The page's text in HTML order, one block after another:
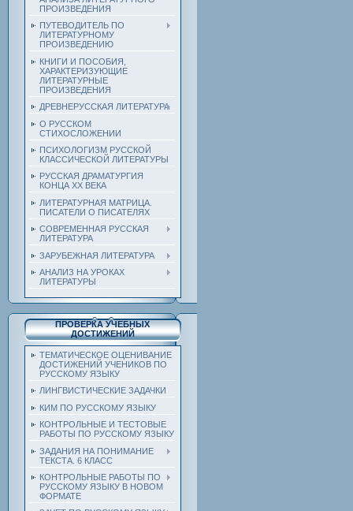
ПРОИЗВЕДЕНИЯ
ПУТЕВОДИТЕЛЬ ПО
ЛИТЕРАТУРНОМУ
ПРОИЗВЕДЕНИЮ
КНИГИ И ПОСОБИЯ,
ХАРАКТЕРИЗУЮЩИЕ
ЛИТЕРАТУРНЫЕ
ПРОИЗВЕДЕНИЯ
ДРЕВНЕРУССКАЯ ЛИТЕРАТУРА
О РУССКОМ
СТИХОСЛОЖЕНИИ
ПСИХОЛОГИЗМ РУССКОЙ
КЛАССИЧЕСКОЙ ЛИТЕРАТУРЫ
РУССКАЯ ДРАМАТУРГИЯ
КОНЦА ХХ ВЕКА
ЛИТЕРАТУРНАЯ МАТРИЦА.
ПИСАТЕЛИ О ПИСАТЕЛЯХ
СОВРЕМЕННАЯ РУССКАЯ
ЛИТЕРАТУРА
ЗАРУБЕЖНАЯ ЛИТЕРАТУРА
АНАЛИЗ НА УРОКАХ
ЛИТЕРАТУРЫ
ПРОВЕРКА УЧЕБНЫХ
ДОСТИЖЕНИЙ
ТЕМАТИЧЕСКОЕ ОЦЕНИВАНИЕ
ДОСТИЖЕНИЙ УЧЕНИКОВ ПО
РУССКОМУ ЯЗЫКУ
ЛИНГВИСТИЧЕСКИЕ ЗАДАЧКИ
КИМ ПО РУССКОМУ ЯЗЫКУ
КОНТРОЛЬНЫЕ И ТЕСТОВЫЕ
РАБОТЫ ПО РУССКОМУ ЯЗЫКУ
ЗАДАНИЯ НА ПОНИМАНИЕ
ТЕКСТА. 6 КЛАСС
КОНТРОЛЬНЫЕ РАБОТЫ ПО
РУССКОМУ ЯЗЫКУ В НОВОМ
ФОРМАТЕ